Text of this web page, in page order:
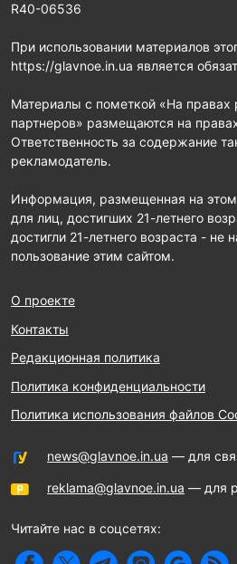
R40-06536
При использовании материалов
https://glavnoe.in.ua является
Материалы с пометкой «На
партнеров» размещаются на
Ответственность за содержание
рекламодатель.
Информация, размещенная на этом
для лиц, достигших 21-летнего
достигли 21-летнего возраста - не
пользование этим сайтом.
О проекте
Контакты
Редакционная политика
Политика конфиденциальности
Политика использования файлов
news@glavnoe.in.ua — для
reklama@glavnoe.in.ua — для
Читайте нас в соцсетях: